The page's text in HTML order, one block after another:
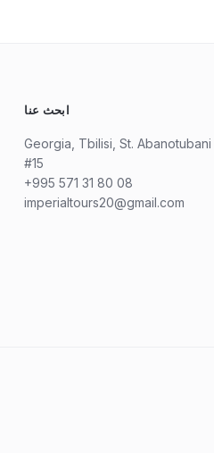
ابحث عنا
Georgia, Tbilisi, St. Abanotubani
#15
+995 571 31 80 08
imperialtours20@gmail.com